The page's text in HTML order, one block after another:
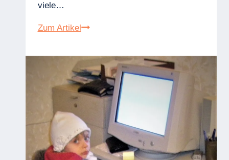
viele…
Zum ArtikelWichtige
Forschung
zeigt,
dass
Schüler
aus
Büchern
lernen